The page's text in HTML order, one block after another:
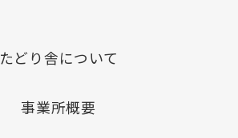
たどり舎について
事業所概要